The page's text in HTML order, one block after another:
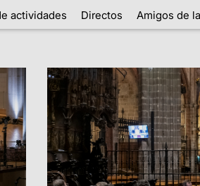
actividades Directos Amigos de